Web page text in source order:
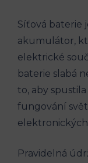
Síťová baterie
akumulátor,
elektrické
baterie slabá
to, aby
fungování
Pravidelná